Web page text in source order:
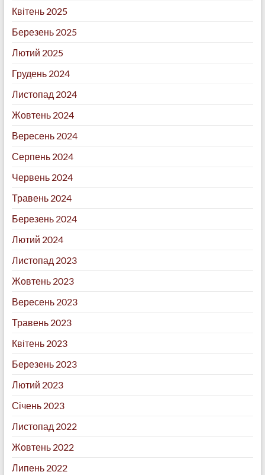
Квітень 2025
Березень 2025
Лютий 2025
Грудень 2024
Листопад 2024
Жовтень 2024
Вересень 2024
Серпень 2024
Червень 2024
Травень 2024
Березень 2024
Лютий 2024
Листопад 2023
Жовтень 2023
Вересень 2023
Травень 2023
Квітень 2023
Березень 2023
Лютий 2023
Січень 2023
Листопад 2022
Жовтень 2022
Липень 2022